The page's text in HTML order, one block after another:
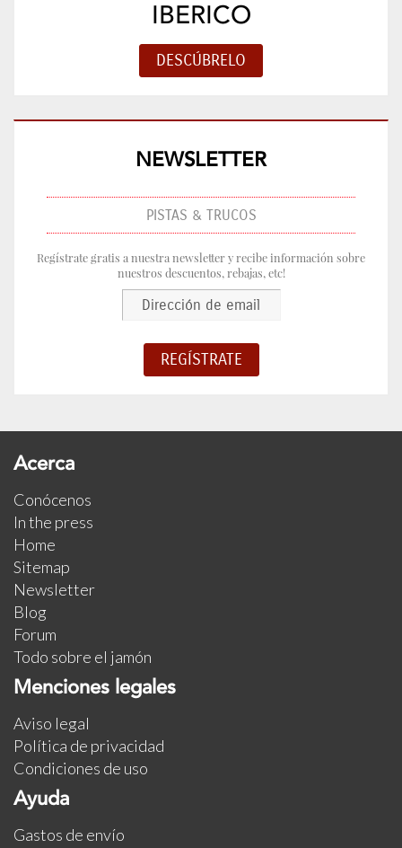
IBERICO
NEWSLETTER
PISTAS & TRUCOS
Regístrate gratis a nuestra newsletter y recibe información sobre
nuestros descuentos, rebajas, etc!
Acerca
Conócenos
In the press
Home
Sitemap
Newsletter
Blog
Forum
Todo sobre el jamón
Menciones legales
Aviso legal
Política de privacidad
Condiciones de uso
Ayuda
Gastos de envío